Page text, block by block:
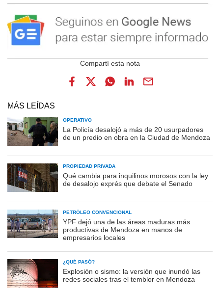
MÁS LEÍDAS
OPERATIVO
La Policía desalojó a más de 20 usurpadores
de un predio en obra en la Ciudad de Mendoza
PROPIEDAD PRIVADA
Qué cambia para inquilinos morosos con la ley
de desalojo exprés que debate el Senado
PETRÓLEO CONVENCIONAL
YPF dejó una de las áreas maduras más
productivas de Mendoza en manos de
empresarios locales
¿QUÉ PASÓ?
Explosión o sismo: la versión que inundó las
redes sociales tras el temblor en Mendoza